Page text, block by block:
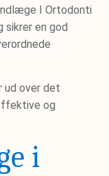
I Ortodonti
sikrer en god
ud over det
og
i